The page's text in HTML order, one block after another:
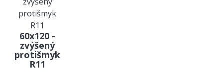
60x120 -
zvýšený
protišmyk
R11